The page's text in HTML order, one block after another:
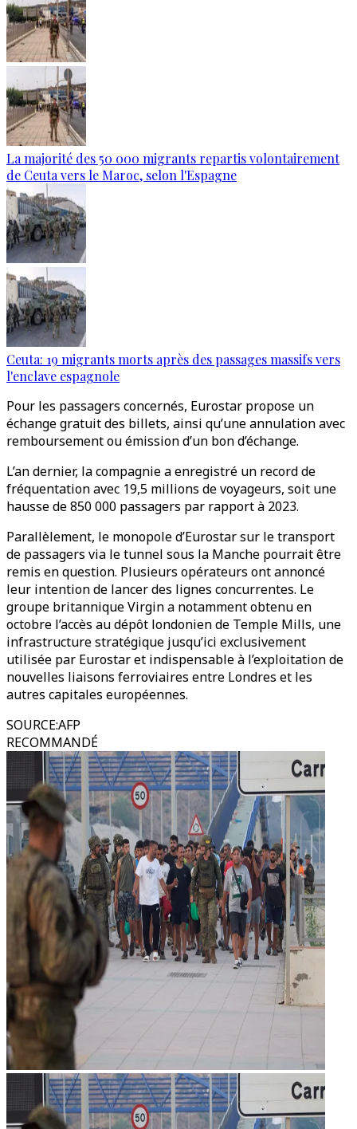
La majorité des 50 000 migrants repartis volontairement
de Ceuta vers le Maroc, selon l'Espagne
Ceuta: 19 migrants morts après des passages massifs vers
l'enclave espagnole
Pour les passagers concernés, Eurostar propose un
échange gratuit des billets, ainsi qu’une annulation avec
remboursement ou émission d’un bon d’échange.
L’an dernier, la compagnie a enregistré un record de
fréquentation avec 19,5 millions de voyageurs, soit une
hausse de 850 000 passagers par rapport à 2023.
Parallèlement, le monopole d’Eurostar sur le transport
de passagers via le tunnel sous la Manche pourrait être
remis en question. Plusieurs opérateurs ont annoncé
leur intention de lancer des lignes concurrentes. Le
groupe britannique Virgin a notamment obtenu en
octobre l’accès au dépôt londonien de Temple Mills, une
infrastructure stratégique jusqu’ici exclusivement
utilisée par Eurostar et indispensable à l’exploitation de
nouvelles liaisons ferroviaires entre Londres et les
autres capitales européennes.
SOURCE:AFP
RECOMMANDÉ